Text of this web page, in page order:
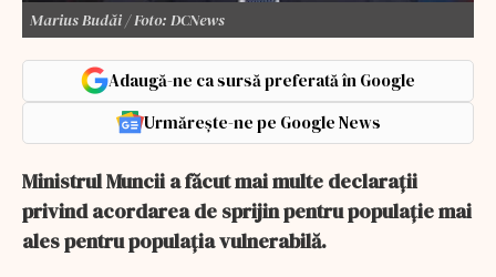
Marius Budăi / Foto: DCNews
Adaugă-ne ca sursă preferată în Google
Urmărește-ne pe Google News
Ministrul Muncii a făcut mai multe declarații
privind acordarea de sprijin pentru populație mai
ales pentru populația vulnerabilă.